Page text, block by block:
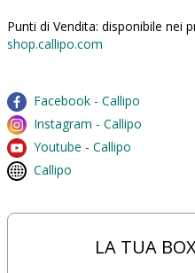
Punti di Vendita: disponibile nei
shop.callipo.com
Facebook - Callipo
Instagram - Callipo
Youtube - Callipo
Callipo
LA TUA